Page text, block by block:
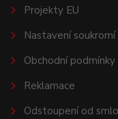
Projekty EU
Nastavení soukromí
Obchodní podmínky
Reklamace
Odstoupení od